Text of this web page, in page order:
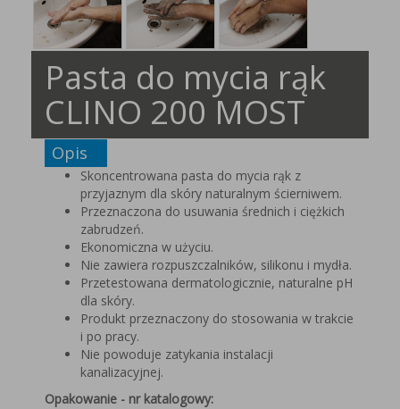
Pasta do mycia rąk
CLINO 200 MOST
Opis
Skoncentrowana pasta do mycia rąk z
przyjaznym dla skóry naturalnym ścierniwem.
Przeznaczona do usuwania średnich i ciężkich
zabrudzeń.
Ekonomiczna w użyciu.
Nie zawiera rozpuszczalników, silikonu i mydła.
Przetestowana dermatologicznie, naturalne pH
dla skóry.
Produkt przeznaczony do stosowania w trakcie
i po pracy.
Nie powoduje zatykania instalacji
kanalizacyjnej.
Opakowanie - nr katalogowy: